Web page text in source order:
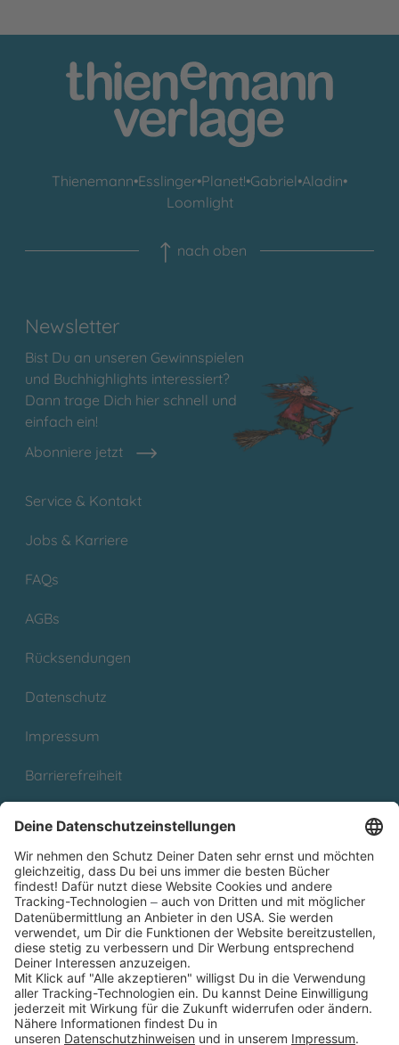
Thienemann•Esslinger•Planet!•Gabriel•Aladin•
Loomlight
nach oben
Newsletter
Bist Du an unseren Gewinnspielen
und Buchhighlights interessiert?
Dann trage Dich hier schnell und
einfach ein!
Abonniere jetzt
Service & Kontakt
Jobs & Karriere
FAQs
AGBs
Rücksendungen
Datenschutz
Impressum
Barrierefreiheit
Partnerprogramm (Affiliate)
Folge uns auf
* Versandkostenfrei ab 9,00 € Bestellwert innerhalb
Deutschlands